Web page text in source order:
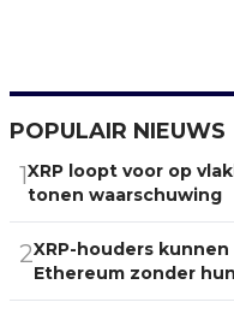
POPULAIR NIEUWS
1XRP loopt voor op
tonen waarschuwing
2XRP-houders
Ethereum zonder